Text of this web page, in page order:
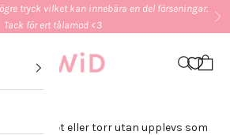
tryck vilket kan innebära en del förseningar.
Tack för ert tålamod <3
Sök
varken fet eller torr utan upplevs som